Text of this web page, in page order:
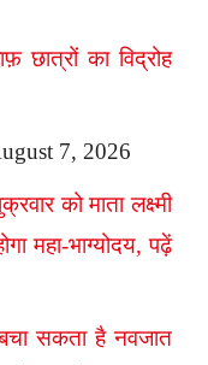
का विद्रोह
7, 2026
को माता लक्ष्मी
महा-भाग्योदय, पढ़ें
सकता है नवजात